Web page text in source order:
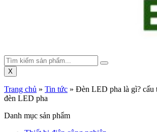
X
Trang chủ » Tin tức » Đèn LED pha là gì? cấu
đèn LED pha
Danh mục sản phẩm